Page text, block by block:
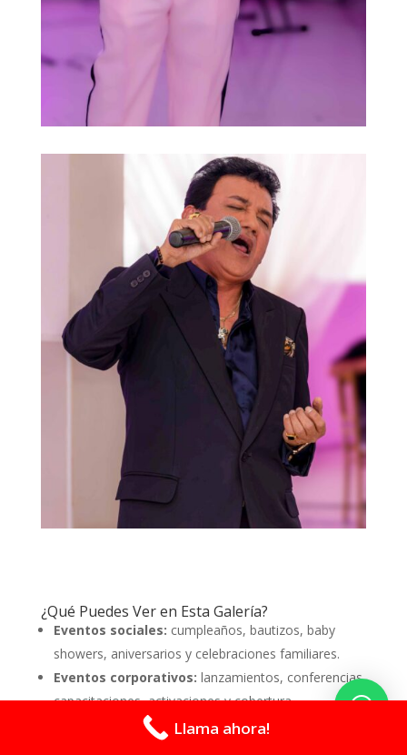
¿Qué Puedes Ver en Esta Galería?
Eventos sociales: cumpleaños, bautizos, baby
showers, aniversarios y celebraciones familiares.
Eventos corporativos: lanzamientos, conferencias,
capacitaciones, activaciones y cobertura
Llama ahora!